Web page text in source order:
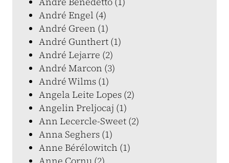
André Engel (4)
André Green (1)
André Gunthert (1)
André Lejarre (2)
André Marcon (3)
André Wilms (1)
Angela Leite Lopes (2)
Angelin Preljocaj (1)
Ann Lecercle-Sweet (2)
Anna Seghers (1)
Anne Bérélowitch (1)